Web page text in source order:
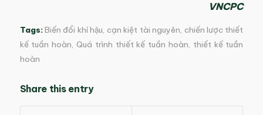
VNCPC
Tags: Biến đổi khí hậu, cạn kiệt tài nguyên, chiến lược thiết
kế tuần hoàn, Quá trình thiết kế tuần hoàn, thiết kế tuần
hoàn
Share this entry